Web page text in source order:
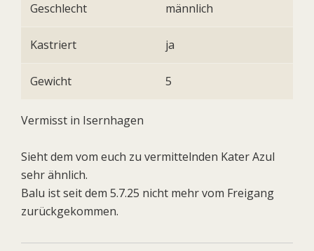
Geschlecht männlich
Kastriert ja
Gewicht 5
Vermisst in Isernhagen
Sieht dem vom euch zu vermittelnden Kater Azul
sehr ähnlich.
Balu ist seit dem 5.7.25 nicht mehr vom Freigang
zurückgekommen.